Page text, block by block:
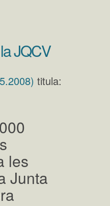
JQCV
titula:
les
Junta